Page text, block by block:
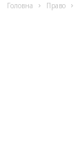
Головна Право